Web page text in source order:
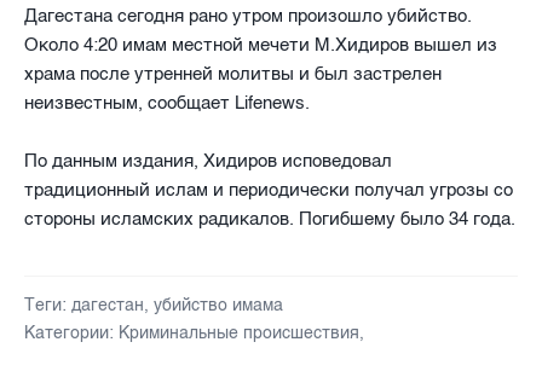
Дагестана сегодня рано утром произошло убийство.
Около 4:20 имам местной мечети М.Хидиров вышел из
храма после утренней молитвы и был застрелен
неизвестным, сообщает Lifenews.
По данным издания, Хидиров исповедовал
традиционный ислам и периодически получал угрозы со
стороны исламских радикалов. Погибшему было 34 года.
Теги: дагестан, убийство имама
Категории: Криминальные происшествия,